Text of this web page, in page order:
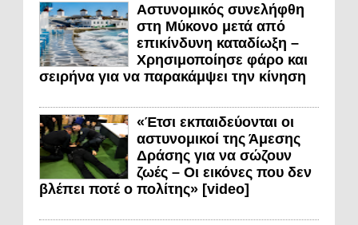
Αστυνομικός συνελήφθη
στη Μύκονο μετά από
επικίνδυνη καταδίωξη –
Χρησιμοποίησε φάρο και
σειρήνα για να παρακάμψει την κίνηση
«Έτσι εκπαιδεύονται οι
αστυνομικοί της Άμεσης
Δράσης για να σώζουν
ζωές – Οι εικόνες που δεν
βλέπει ποτέ ο πολίτης» [video]